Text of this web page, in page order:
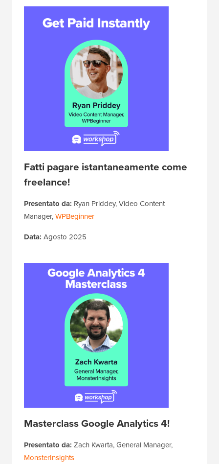
Fatti pagare istantaneamente come
freelance!
Presentato da: Ryan Priddey, Video Content
Manager,WPBeginner
Data: Agosto 2025
Masterclass Google Analytics 4!
Presentato da: Zach Kwarta, General Manager,
MonsterInsights